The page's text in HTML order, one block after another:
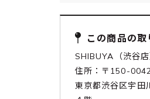
この商品の
SHIBUYA（渋谷店
住所：〒150-
東京都渋谷区宇